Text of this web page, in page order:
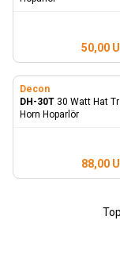
50,00
Decon
DH-30T 30 Watt Hat
Horn Hoparlör
88,00